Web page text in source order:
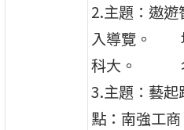
2.主題：遨
入導覽。
科大。 名
3.主題：藝
點：南強